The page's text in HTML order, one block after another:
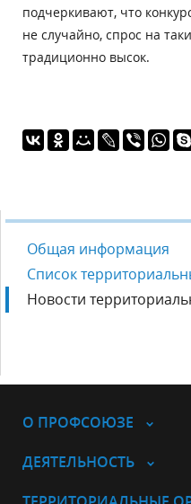
подчеркивают, что
не случайно, спрос на
традиционно высок.
Общая информация
Список
Новости
О ПРОФСОЮЗЕ
ДЕЯТЕЛЬНОСТЬ